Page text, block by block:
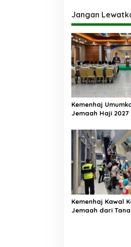
Jangan
Kemenhaj
Jemaah Haji 2027
Kemenhaj Kawal
Jemaah dari